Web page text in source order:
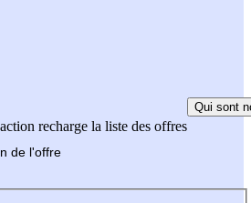
recharge la liste des offres
Qui sont
de l'offre